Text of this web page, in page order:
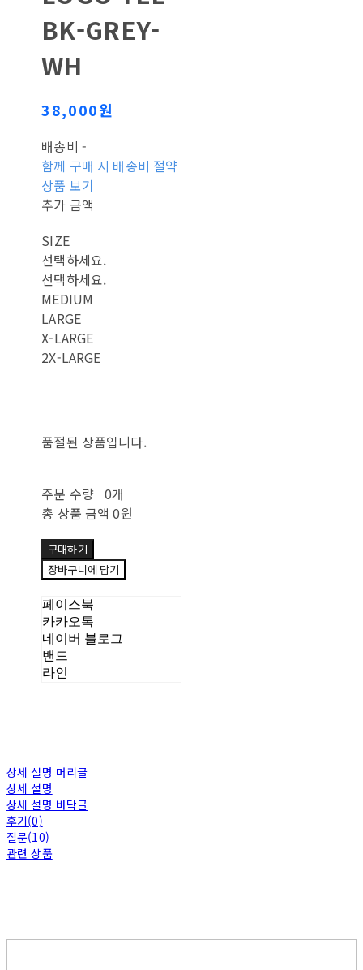
BK-GREY-
WH
38,000원
배송비 -
함께 구매 시 배송비 절약
상품 보기
추가 금액
SIZE
선택하세요.
선택하세요.
MEDIUM
LARGE
X-LARGE
2X-LARGE
품절된 상품입니다.
주문 수량 0개
총 상품 금액 0원
구매하기
장바구니에 담기
페이스북
카카오톡
네이버 블로그
밴드
라인
상세 설명 머리글
상세 설명
상세 설명 바닥글
후기(0)
질문(10)
관련 상품